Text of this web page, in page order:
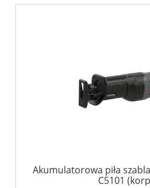
Akumulatorowa piła
C5101